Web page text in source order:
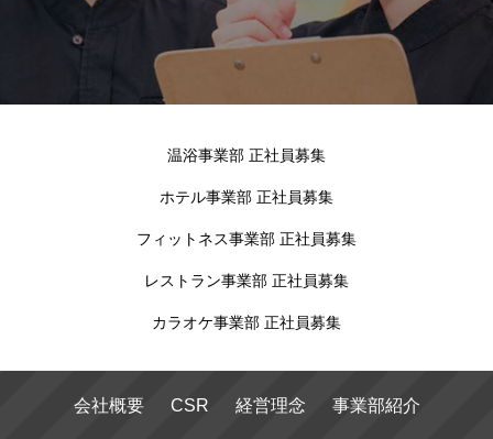
温浴事業部 正社員募集
ホテル事業部 正社員募集
フィットネス事業部 正社員募集
レストラン事業部 正社員募集
カラオケ事業部 正社員募集
会社概要 CSR 経営理念 事業部紹介